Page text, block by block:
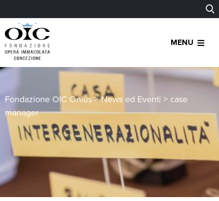
MENU
Fondazione OIC Onlus >News ed Eventi > case
manager